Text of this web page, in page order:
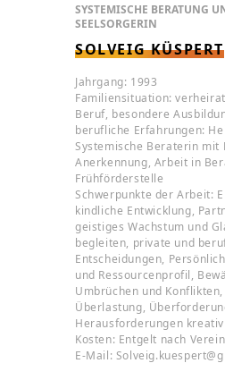
SYSTEMISCHE BERATUNG
SEELSORGERIN
SOLVEIG KÜSPERT
Jahrgang: 1993
Familiensituation:
Beruf, besondere
berufliche Erfahrungen:
Systemische Beraterin mit
Anerkennung, Arbeit in
Frühförderstelle
Schwerpunkte der Arbeit:
kindliche Entwicklung,
geistiges Wachstum und
begleiten, private und
Entscheidungen,
und Ressourcenprofil,
Umbrüchen und Konflikten,
Überlastung,
Herausforderungen
Kosten: Entgelt nach
E-Mail: